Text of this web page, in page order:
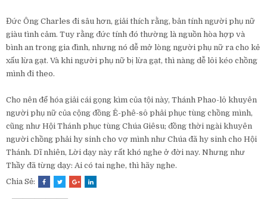
Đức Ông Charles đi sâu hơn, giải thích rằng, bản tính người phụ nữ
giàu tình cảm. Tuy rằng đức tính đó thường là nguồn hòa hợp và
bình an trong gia đình, nhưng nó dễ mở lòng người phụ nữ ra cho kẻ
xấu lừa gạt. Và khi người phụ nữ bị lừa gạt, thì nàng dễ lôi kéo chồng
mình đi theo.
Cho nên để hóa giải cái gọng kìm của tội này, Thánh Phao-lô khuyên
người phụ nữ của cộng đồng Ê-phê-sô phải phục tùng chồng mình,
cũng như Hội Thánh phục tùng Chúa Giêsu; đồng thời ngài khuyên
người chồng phải hy sinh cho vợ mình như Chúa đã hy sinh cho Hội
Thánh. Dĩ nhiên, Lời dạy này rất khó nghe ở đời nay. Nhưng như
Thầy đã từng dạy: Ai có tai nghe, thì hãy nghe.
Chia Sẻ: